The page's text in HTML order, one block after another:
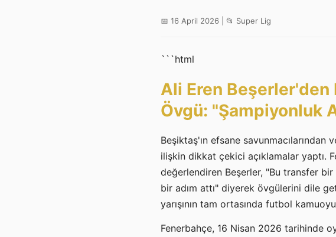
📅 16 April 2026 | 📂 Super Lig
```html
Ali Eren
Övgü: "Şampiyonluk
Beşiktaş'ın efsane
ilişkin dikkat çekici açıklamalar yaptı.
değerlendiren Beşerler, "Bu transfer
bir adım attı" diyerek övgülerini dile
yarışının tam ortasında futbol
Fenerbahçe, 16 Nisan 2026 tarihinde